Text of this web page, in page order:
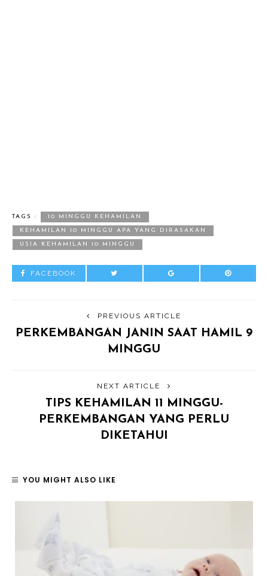
TAGS : 10 MINGGU KEHAMILAN
KEHAMILAN 10 MINGGU APA YANG DIRASAKAN
USIA KEHAMILAN 10 MINGGU
FACEBOOK
PREVIOUS ARTICLE
PERKEMBANGAN JANIN SAAT HAMIL 9
MINGGU
NEXT ARTICLE
TIPS KEHAMILAN 11 MINGGU-
PERKEMBANGAN YANG PERLU
DIKETAHUI
YOU MIGHT ALSO LIKE